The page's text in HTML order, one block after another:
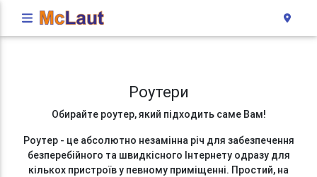
Роутери
Обирайте роутер, який підходить саме Вам!
Роутер - це абсолютно незамінна річ для забезпечення
безперебійного та швидкісного Інтернету одразу для
кількох пристроїв у певному приміщенні. Простий, на